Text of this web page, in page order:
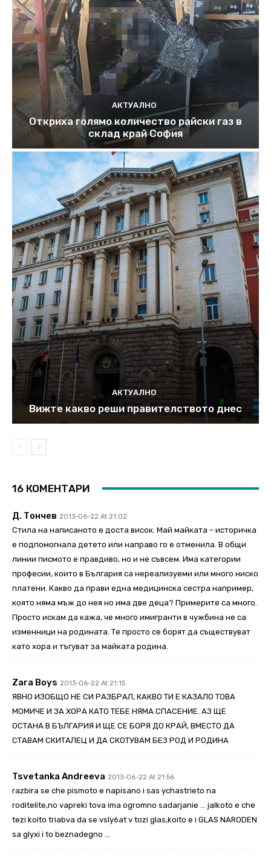
АКТУАЛНО
Откриха голямо количество райски газ в
склад край София
АКТУАЛНО
Вижте какво реши правителството днес
16 КОМЕНТАРИ
Д. Тончев 2013-06-22 At 21:02
Стила на написаното е доста висок. Май майката – историчка
е подпомогнала детето или направо го е отменила. В общи
линии писмото е правдиво, но и не съвсем. Има категории
професии, които в България са нереализуеми или много ниско
платени. Какво да прави една медицинска сестра например,
която няма мъж до нея но има две деца? Примерите са много.
Просто искам да кажа, че много имигранти в чужбина не са
изменници на родината. Те просто се борят да съществуват
като хора и тъгуват за майката родина.
Zara Boys 2013-06-22 At 21:15
ЯВНО ИЗОБЩО НЕ СИ РАЗБРАЛ, КАКВО ТИ Е КАЗАЛО ТОВА
МОМИЧЕ И ЗА ХОРА КАТО ТЕБЕ НЯМА СПАСЕНИЕ. АЗ ЩЕ
ОСТАНА В БЪЛГАРИЯ И ЩЕ СЕ БОРЯ ДО КРАЙ, ВМЕСТО ДА
СТАВАМ СКИТАЛЕЦ И ДА СКОТУВАМ БЕЗ РОД И РОДИНА
Tsvetanka Andreeva 2013-06-22 At 21:56
razbira se che pismoto e napisano i sas ychastrieto na
roditelite,no vapreki tova ima ogromno sadarjanie … jalkoto e che
tezi koito triabva da se vsly6at v tozi glas,koito e i GLAS NARODEN
sa glyxi i to beznadegno …